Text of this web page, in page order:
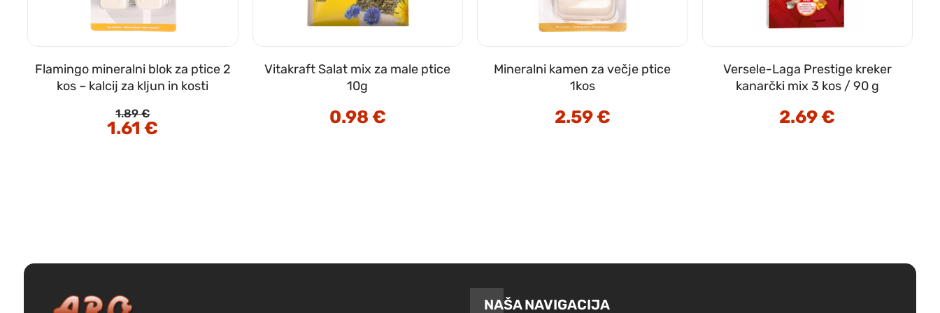
Flamingo mineralni blok za ptice 2
kos – kalcij za kljun in kosti
1.89€
Izvirna
cena
1.61€
Vitakraft Salat mix za male ptice
10g
0.98 €
Mineralni kamen za večje ptice
1kos
2.59€
Versele-Laga Prestige kreker
kanarčki mix 3 kos / 90 g
2.69€
NAŠA NAVIGACIJA